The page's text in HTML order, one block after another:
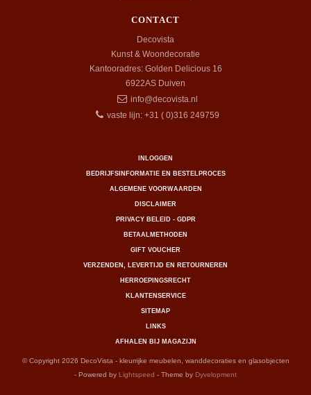
CONTACT
Decovista
Kunst & Woondecoratie
Kantooradres: Golden Delicious 16
6922AS Duiven
info@decovista.nl
vaste lijn: +31 ( 0)316 249759
INLOGGEN
BEDRIJFSINFORMATIE EN BESTELPROCES
ALGEMENE VOORWAARDEN
DISCLAIMER
PRIVACY BELEID - GDPR
BETAALMETHODEN
GIFT VOUCHER
VERZENDEN, LEVERTIJD EN RETOURNEREN
HERROEPINGSRECHT
KLANTENSERVICE
SITEMAP
LINKS
AFHALEN BIJ MAGAZIJN
© Copyright 2026 DecoVista - kleurrijke meubelen, wanddecoraties en glasobjecten
- Powered by Lightspeed - Theme by Dyvelopment